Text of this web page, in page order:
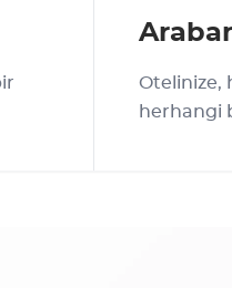
Otelinize,
herhangi